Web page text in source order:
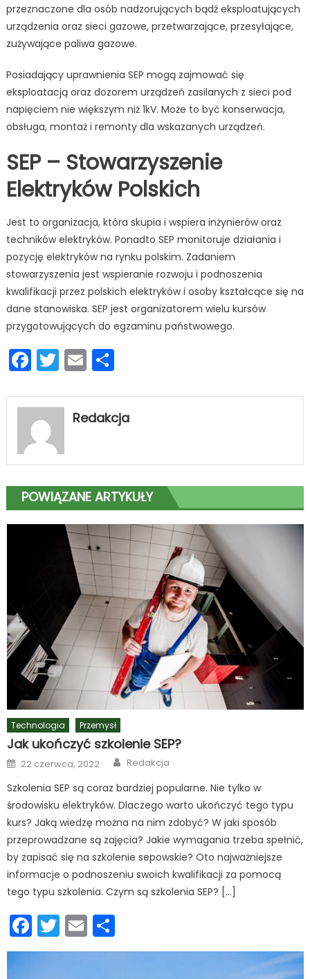
przeznaczone dla osób nadzorujących bądź eksploatujących
urządzenia oraz sieci gazowe, przetwarzające, przesyłające,
zużywające paliwa gazowe.
Posiadający uprawnienia SEP mogą zajmować się
eksploatacją oraz dozorem urządzeń zasilanych z sieci pod
napięciem nie większym niż 1kV. Może to być konserwacja,
obsługa, montaż i remonty dla wskazanych urządzeń.
SEP – Stowarzyszenie
Elektryków Polskich
Jest to organizacja, która skupia i wspiera inżynierów oraz
techników elektryków. Ponadto SEP monitoruje działania i
pozycję elektryków na rynku polskim. Zadaniem
stowarzyszenia jest wspieranie rozwoju i podnoszenia
kwalifikacji przez polskich elektryków i osoby kształcące się na
dane stanowiska. SEP jest organizatorem wielu kursów
przygotowujących do egzaminu państwowego.
Facebook
Twitter
EmailPodziel
Redakcja
POWIĄZANE ARTYKUŁY
Technologia Przemysł
Jak ukończyć szkolenie SEP?
Posted
on
22 czerwca, 2022 Author
Redakcja
Szkolenia SEP są coraz bardziej popularne. Nie tylko w
środowisku elektryków. Dlaczego warto ukończyć tego typu
kurs? Jaką wiedzę można na nim zdobyć? W jaki sposób
przeprowadzane są zajęcia? Jakie wymagania trzeba spełnić,
by zapisać się na szkolenie sepowskie? Oto najważniejsze
informacje o podnoszeniu swoich kwalifikacji za pomocą
tego typu szkolenia. Czym są szkolenia SEP? […]
Facebook
Twitter
Email
się